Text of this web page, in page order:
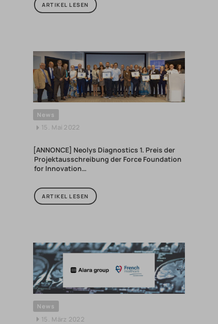
ARTIKEL LESEN
News
15. Mai 2022
[ANNONCE] Neolys Diagnostics 1. Preis der
Projektausschreibung der Force Foundation
for Innovation…
ARTIKEL LESEN
News
15. März 2022